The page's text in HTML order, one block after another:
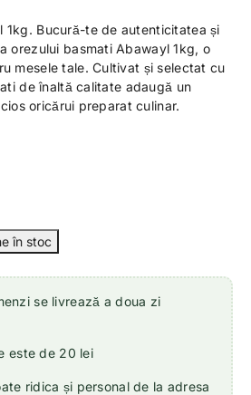
1kg. Bucură-te de autenticitatea și
orezului basmati Abawayl 1kg, o
mesele tale. Cultivat și selectat cu
de înaltă calitate adaugă un
oricărui preparat culinar.
se livrează a doua zi
este de 20 lei
ridica și personal de la adresa